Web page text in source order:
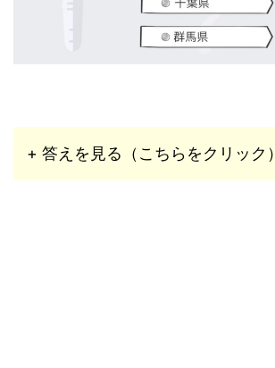
+ 答えを見る（こちらをクリック）